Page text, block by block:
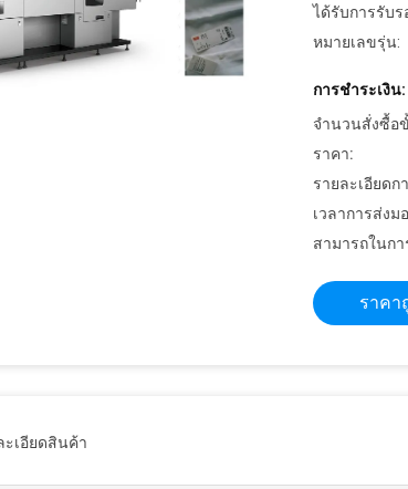
ได้รับการรับร
หมายเลขรุ่น:
การชำระเงิน:
จำนวนสั่งซื้อ
ราคา:
รายละเอียดก
เวลาการส่งม
สามารถในก
ราคา
ะเอียดสินค้า